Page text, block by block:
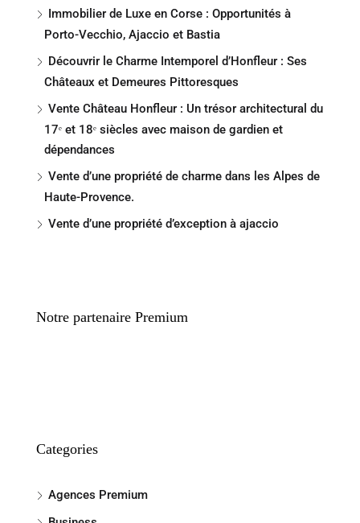
Immobilier de Luxe en Corse : Opportunités à
Porto-Vecchio, Ajaccio et Bastia
Découvrir le Charme Intemporel d’Honfleur : Ses
Châteaux et Demeures Pittoresques
Vente Château Honfleur : Un trésor architectural du
17ᵉ et 18ᵉ siècles avec maison de gardien et
dépendances
Vente d’une propriété de charme dans les Alpes de
Haute-Provence.
Vente d’une propriété d’exception à ajaccio
Notre partenaire Premium
Categories
Agences Premium